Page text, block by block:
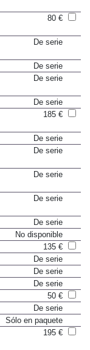
80 €
De serie
De serie
De serie
De serie
185 €
De serie
De serie
De serie
De serie
De serie
No disponible
135 €
De serie
De serie
De serie
50 €
De serie
Sólo en paquete
195 €